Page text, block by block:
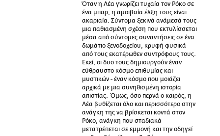
Όταν η Λέα γνωρίζει τυχαία τον Ρόκο σε
ένα μπαρ, η αμοιβαία έλξη τους είναι
ακαριαία. Σύντομα ξεκινά ανάμεσά τους
μια παθιασμένη σχέση που εκτυλίσσεται
μέσα από σύντομες συναντήσεις σε ένα
δωμάτιο ξενοδοχείου, κρυφή φυσικά
από τους εκατέρωθεν συντρόφους τους.
Εκεί, οι δυο τους δημιουργούν έναν
εύθραυστο κόσμο επιθυμίας και
μυστικών - έναν κόσμο που μοιάζει
αρχικά με μια συνηθισμένη ιστορία
απιστίας. Όμως, όσο περνά ο καιρός, η
Λέα βυθίζεται όλο και περισσότερο στην
ανάγκη της να βρίσκεται κοντά στον
Ρόκο, ανάγκη που σταδιακά
μετατρέπεται σε εμμονή και την οδηγεί